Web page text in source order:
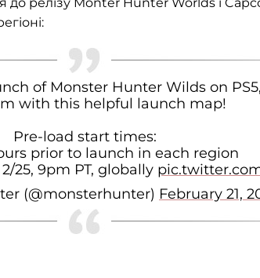
of Monster Hunter Wilds on
with this helpful launch map!
Pre-load start times:
prior to launch in each region
25, 9pm PT, globally
(@monsterhunter) February 21,